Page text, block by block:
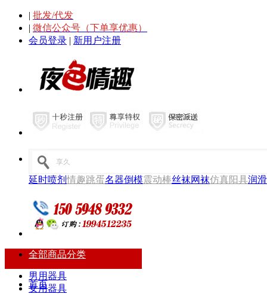
| 批发/代发
| 微信公众号（下单享优惠）
会员登录 | 新用户注册
延时喷剂情趣跳蛋名器倒模震动棒丝袜网袜仿真阳具润
全部商品分类
男用器具
女用器具
首页